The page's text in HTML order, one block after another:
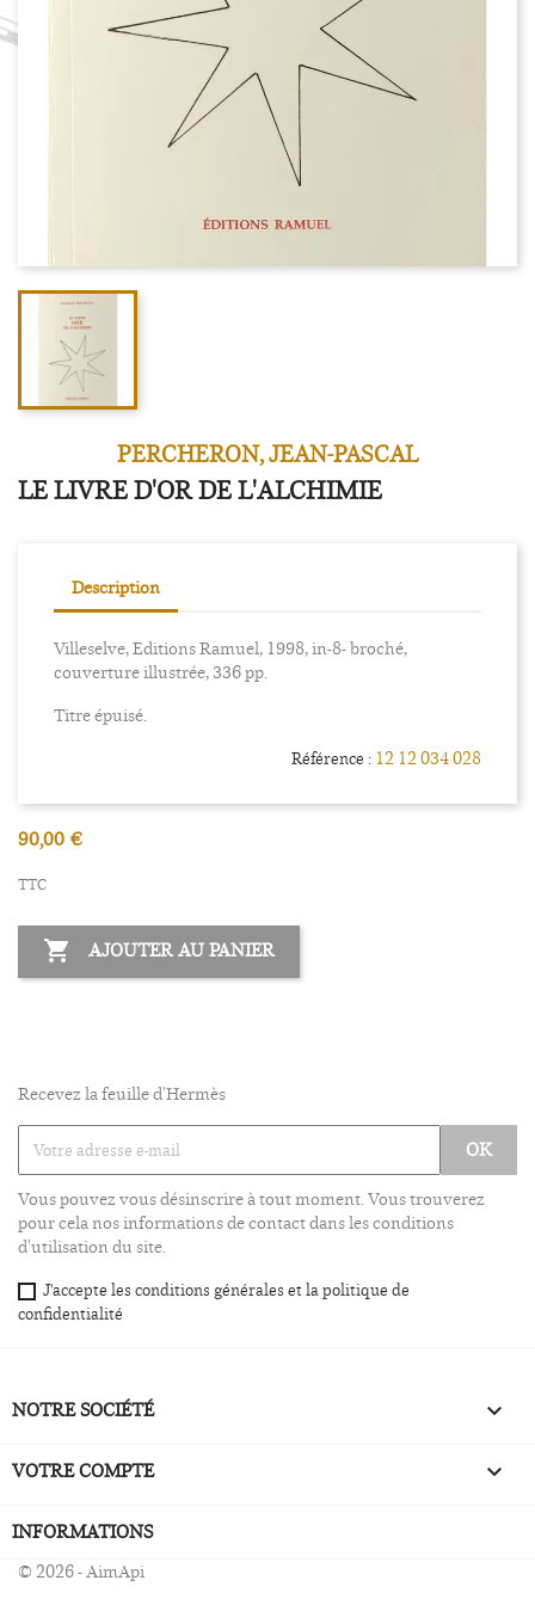
PERCHERON, JEAN-PASCAL
LE LIVRE D'OR DE L'ALCHIMIE
Description
Villeselve, Editions Ramuel, 1998, in-8- broché,
couverture illustrée, 336 pp.
Titre épuisé.
Référence : 12 12 034 028
90,00 €
TTC
 AJOUTER AU PANIER
Recevez la feuille d'Hermès
Vous pouvez vous désinscrire à tout moment. Vous trouverez
pour cela nos informations de contact dans les conditions
d'utilisation du site.
J'accepte les conditions générales et la politique de
confidentialité
NOTRE SOCIÉTÉ 
VOTRE COMPTE 
INFORMATIONS
© 2026 - AimApi